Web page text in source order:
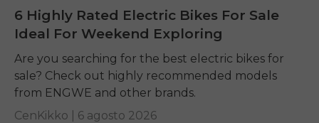
6 Highly Rated Electric Bikes For Sale
Ideal For Weekend Exploring
Are you searching for the best electric bikes for
sale? Check out highly recommended models
from ENGWE and other brands.
CenKikko | 6 agosto 2026